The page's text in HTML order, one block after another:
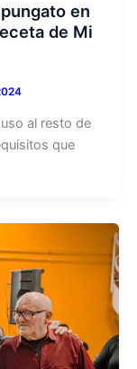
en
de Mi
al resto de
que